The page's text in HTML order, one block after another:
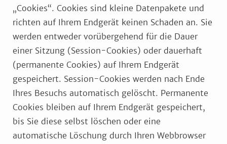
„Cookies“. Cookies sind kleine Datenpakete und
richten auf Ihrem Endgerät keinen Schaden an. Sie
werden entweder vorübergehend für die Dauer
einer Sitzung (Session-Cookies) oder dauerhaft
(permanente Cookies) auf Ihrem Endgerät
gespeichert. Session-Cookies werden nach Ende
Ihres Besuchs automatisch gelöscht. Permanente
Cookies bleiben auf Ihrem Endgerät gespeichert,
bis Sie diese selbst löschen oder eine
automatische Löschung durch Ihren Webbrowser